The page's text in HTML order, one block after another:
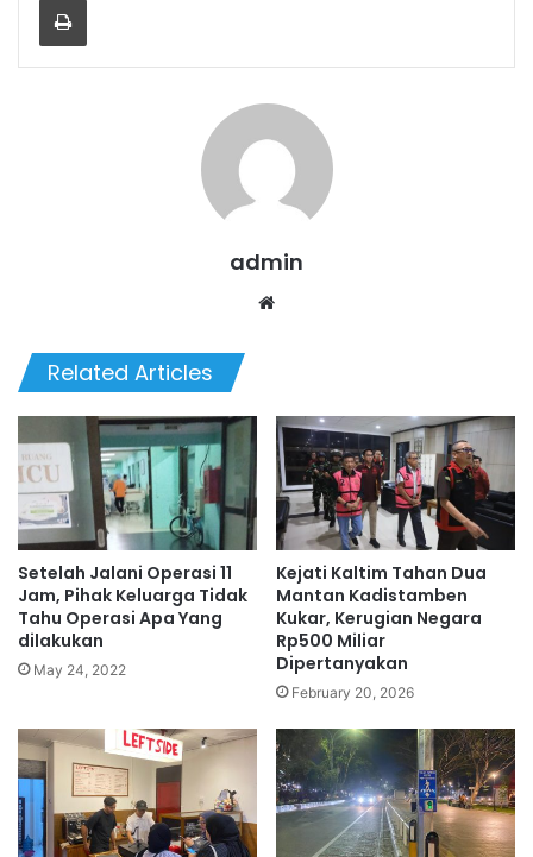
admin
Related Articles
Setelah Jalani Operasi 11
Jam, Pihak Keluarga Tidak
Tahu Operasi Apa Yang
dilakukan
May 24, 2022
Kejati Kaltim Tahan Dua
Mantan Kadistamben
Kukar, Kerugian Negara
Rp500 Miliar
Dipertanyakan
February 20, 2026